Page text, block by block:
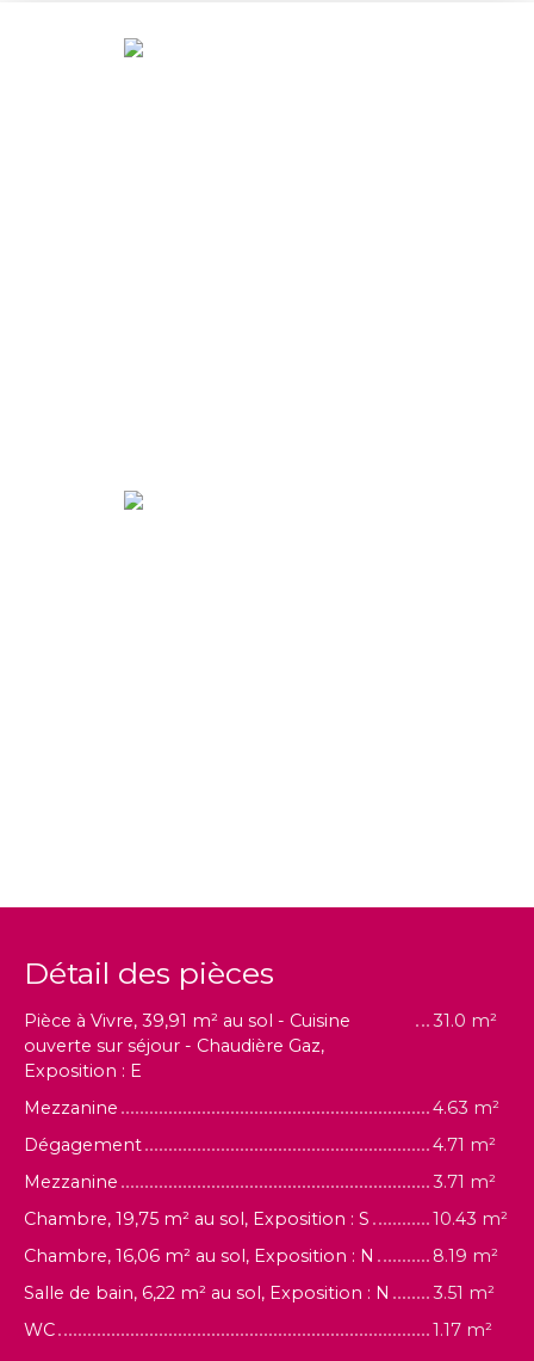
Détail des pièces
Pièce à Vivre, 39,91 m² au sol - Cuisine
ouverte sur séjour - Chaudière Gaz,
Exposition : E
31.0 m²
Mezzanine
4.63 m²
Dégagement
4.71 m²
Mezzanine
3.71 m²
Chambre, 19,75 m² au sol, Exposition : S
10.43 m²
Chambre, 16,06 m² au sol, Exposition : N
8.19 m²
Salle de bain, 6,22 m² au sol, Exposition : N
3.51 m²
WC
1.17 m²